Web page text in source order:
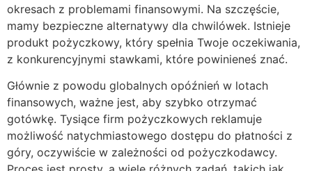
okresach z problemami finansowymi. Na szczęście,
mamy bezpieczne alternatywy dla chwilówek. Istnieje
produkt pożyczkowy, który spełnia Twoje oczekiwania,
z konkurencyjnymi stawkami, które powinieneś znać.
Głównie z powodu globalnych opóźnień w lotach
finansowych, ważne jest, aby szybko otrzymać
gotówkę. Tysiące firm pożyczkowych reklamuje
możliwość natychmiastowego dostępu do płatności z
góry, oczywiście w zależności od pożyczkodawcy.